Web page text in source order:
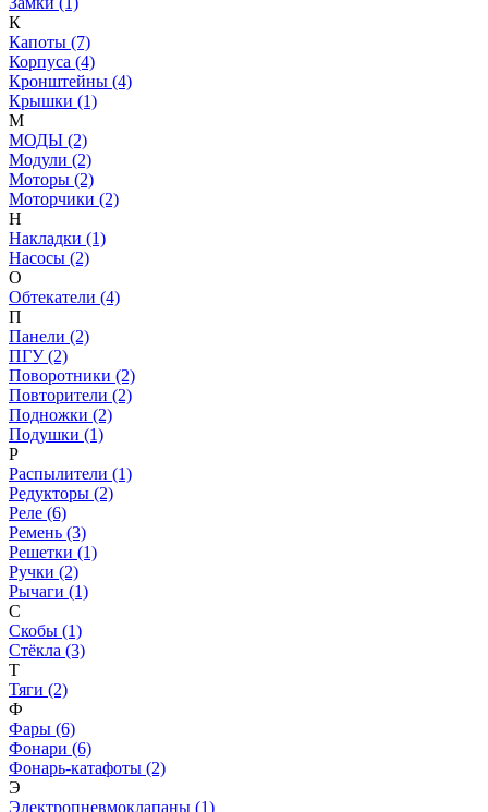
К
Капоты (7)
Корпуса (4)
Кронштейны (4)
Крышки (1)
М
МОДЫ (2)
Модули (2)
Моторы (2)
Моторчики (2)
Н
Накладки (1)
Насосы (2)
О
Обтекатели (4)
П
Панели (2)
ПГУ (2)
Поворотники (2)
Повторители (2)
Подножки (2)
Подушки (1)
Р
Распылители (1)
Редукторы (2)
Реле (6)
Ремень (3)
Решетки (1)
Ручки (2)
Рычаги (1)
С
Скобы (1)
Стёкла (3)
Т
Тяги (2)
Ф
Фары (6)
Фонари (6)
Фонарь-катафоты (2)
Э
Электропневмоклапаны (1)